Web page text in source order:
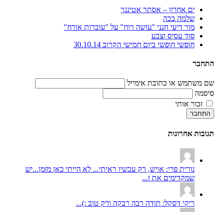
ים אחרון – אסתר אטינגר
שלמה בכה
מור דיעי חנני "עושה רוח" על "עוברות אורח"
סוד עסיס וצבע
חופשי חופשי ביום חמישי הקרוב 30.10.14
התחבר
שם משתמש או כתובת אימייל
סיסמה
זכור אותי
התחבר
תגובות אחרונות
נורית פרי: אויש, רק עכשיו ראיתי... לא הייתי כאן מזמן...יש
שמקדימים את ז...
ריקי דסקל: תודה רבה רבקה ורק טוב :)...